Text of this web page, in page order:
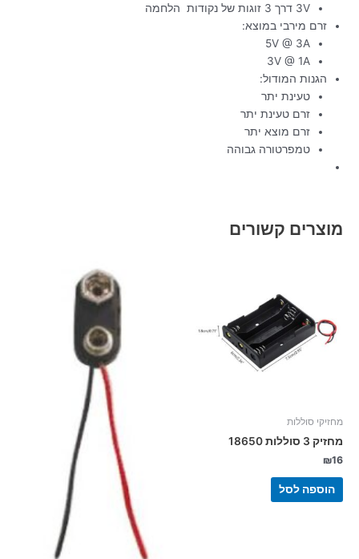
3V דרך 3 זוגות של נקודות הלחמה
זרם מירבי במוצא:
5V @ 3A
3V @ 1A
הגנות המודול:
טעינת יתר
זרם טעינת יתר
זרם מוצא יתר
טמפרטורה גבוהה
מוצרים קשורים
מחזיקי סוללות
מחזיק 3 סוללות 18650
₪16
הוספה לסל